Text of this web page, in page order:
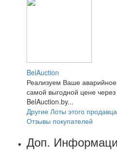
BelAuction
Реализуем Ваше
самой выгодной цене
BelAuction.by...
Другие Лоты этого продавца
Отзывы покупателей
Доп.